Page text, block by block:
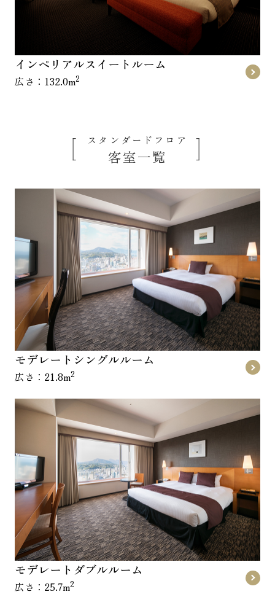
インペリアルスイートルーム
広さ：132.0m2
スタンダードフロア
客室一覧
モデレートシングルルーム
広さ：21.8m2
モデレートダブルルーム
広さ：25.7m2